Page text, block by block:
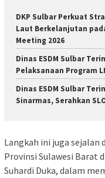
DKP Sulbar Perkuat
Laut Berkelanjutan
Meeting 2026
Dinas ESDM Sulbar
Pelaksanaan Program
Dinas ESDM Sulbar
Sinarmas, Serahkan
Langkah ini juga sejalan
Provinsi Sulawesi Barat
Suhardi Duka, dalam